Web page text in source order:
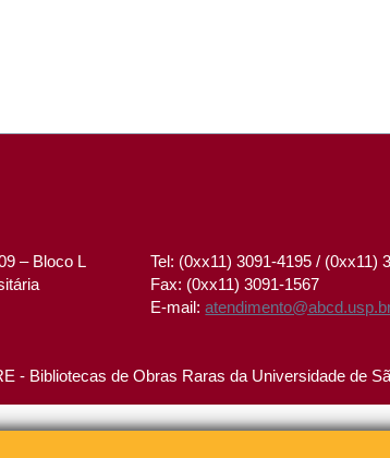
– Bloco L
Tel: (0xx11) 3091-4195 / (0xx11)
Fax: (0xx11) 3091-1567
E-mail:
- Bibliotecas de Obras Raras da Universidade de